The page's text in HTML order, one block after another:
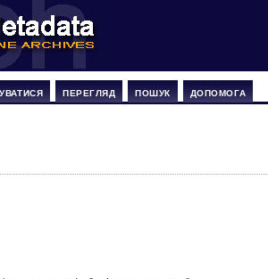
ПЕРЕГЛЯД ПОШУК ДОПОМОГА